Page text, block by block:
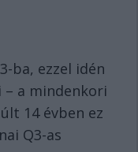
ba, ezzel idén
– a mindenkori
14 évben ez
Q3-as